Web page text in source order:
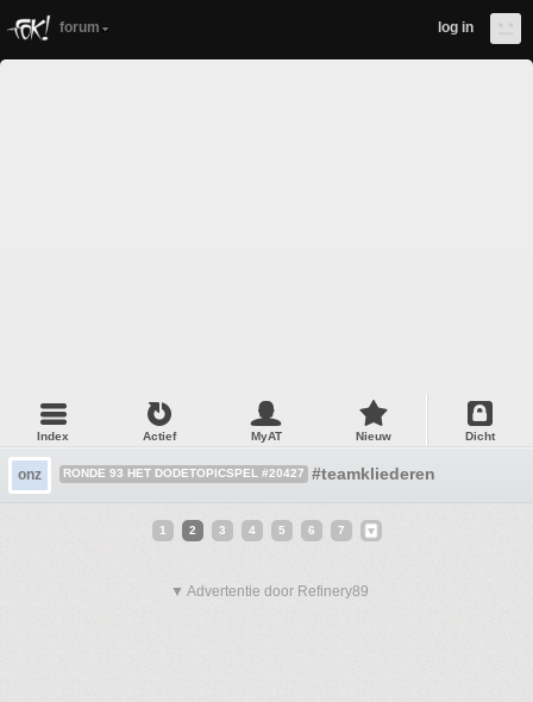
forum log in
Index Actief MyAT Nieuw Dicht
onz RONDE 93 HET DODETOPICSPEL #20427 #teamkliederen
1 2 3 4 5 6 7
▼ Advertentie door Refinery89